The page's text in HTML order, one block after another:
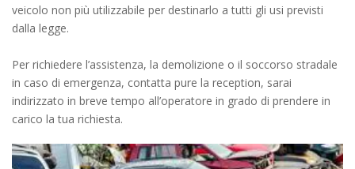
veicolo non più utilizzabile per destinarlo a tutti gli usi previsti
dalla legge.
Per richiedere l’assistenza, la demolizione o il soccorso stradale
in caso di emergenza, contatta pure la reception, sarai
indirizzato in breve tempo all’operatore in grado di prendere in
carico la tua richiesta.